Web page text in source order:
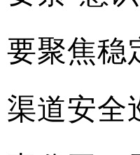
要聚焦稳
渠道安全